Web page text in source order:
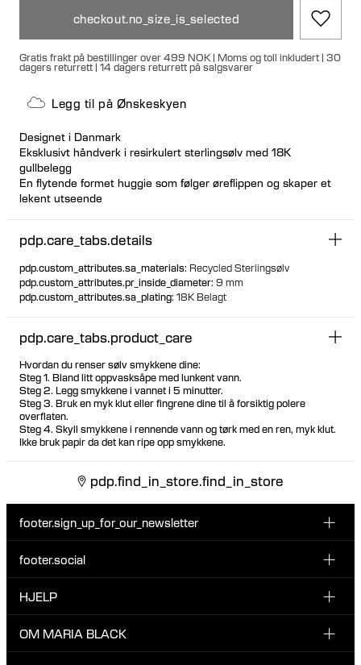
checkout.no_size_is_selected
Gratis frakt på bestillinger over 499 NOK | Moms og toll inkludert | 30
dagers returrett | 14 dagers returrett på salgsvarer
Legg til på Ønskeskyen
Designet i Danmark
Eksklusivt håndverk i resirkulert sterlingsølv med 18K
gullbelegg
En flytende formet huggie som følger øreflippen og skaper et
lekent utseende
Ideell for ear stacks
pdp.care_tabs.details
pdp.custom_attributes.sa_materials: Recycled Sterlingsølv
pdp.custom_attributes.pr_inside_diameter: 9 mm
pdp.custom_attributes.sa_plating: 18K Belagt
pdp.care_tabs.product_care
Hvordan du renser sølv smykkene dine:
Steg 1. Bland litt oppvasksåpe med lunkent vann.
Steg 2. Legg smykkene i vannet i 5 minutter.
Steg 3. Bruk en myk klut eller fingrene dine til å forsiktig polere
overflaten.
Steg 4. Skyll smykkene i rennende vann og tørk med en ren, myk klut.
Ikke bruk papir da det kan ripe opp smykkene.
pdp.find_in_store.find_in_store
footer.sign_up_for_our_newsletter
Registrer deg for vårt nyhetsbrev og bli den første som blir
nyheter fra Maria Black.
footer.social
INSTAGRAM
TIKTOK
HJELP
KUNDESERVICE & KONTAKT
OM MARIA BLACK